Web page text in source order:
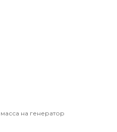
на генератор